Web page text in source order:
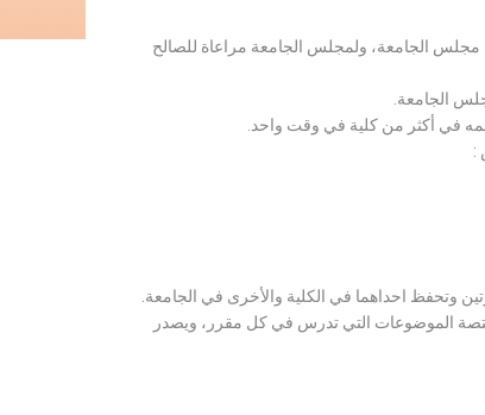
مجلس الجامعة، ولمجلس الجامعة مراعاة للصالح
الجامعة.
في أكثر من كلية في وقت واحد.
:
وتحفظ احداهما في الكلية والأخرى في الجامعة.
الموضوعات التي تدرس في كل مقرر، ويصدر